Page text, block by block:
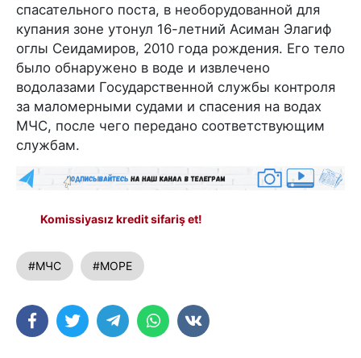
спасательного поста, в необорудованной для
купания зоне утонул 16-летний Асиман Элагиф
оглы Сеидамиров, 2010 года рождения. Его тело
было обнаружено в воде и извлечено
водолазами Государственной службы контроля
за маломерными судами и спасения на водах
МЧС, после чего передано соответствующим
службам.
Komissiyasız kredit sifariş et!
#МЧС #МОРЕ